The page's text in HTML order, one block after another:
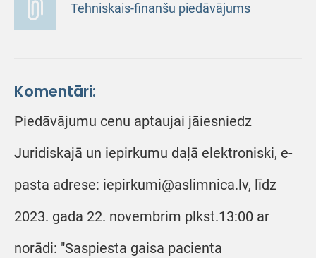
Tehniskais-finanšu piedāvājums
Komentāri:
Piedāvājumu cenu aptaujai jāiesniedz
Juridiskajā un iepirkumu daļā elektroniski, e-
pasta adrese: iepirkumi@aslimnica.lv, līdz
2023. gada 22. novembrim plkst.13:00 ar
norādi: "Saspiesta gaisa pacienta